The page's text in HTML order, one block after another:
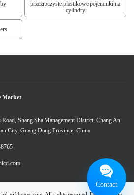
przezroczyste plastikowe pojemniki na
cylindry
Market
Shang Sha Management District, Chang An
City, Guang Dong Province, China
Contact